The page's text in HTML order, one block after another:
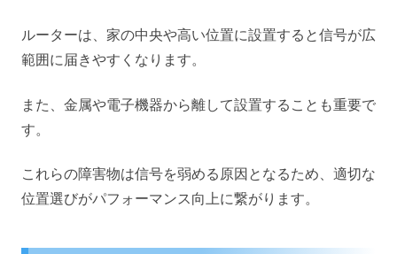
ルーターは、家の中央や高い位置に設置すると信号が広
範囲に届きやすくなります。
また、金属や電子機器から離して設置することも重要で
す。
これらの障害物は信号を弱める原因となるため、適切な
位置選びがパフォーマンス向上に繋がります。